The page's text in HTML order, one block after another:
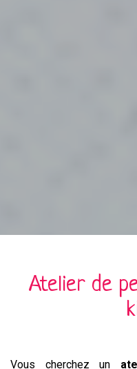
Atelier de
Vous cherchez un